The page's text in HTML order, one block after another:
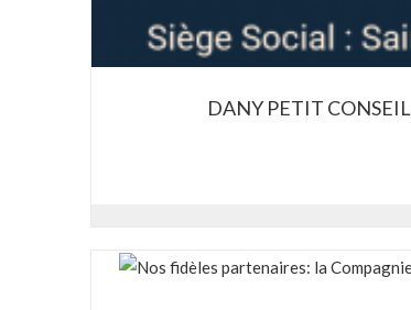
DANY PETIT CONSEIL